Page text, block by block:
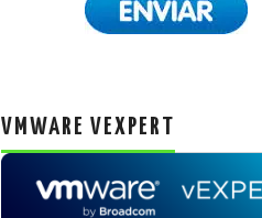
VMWARE VEXPERT